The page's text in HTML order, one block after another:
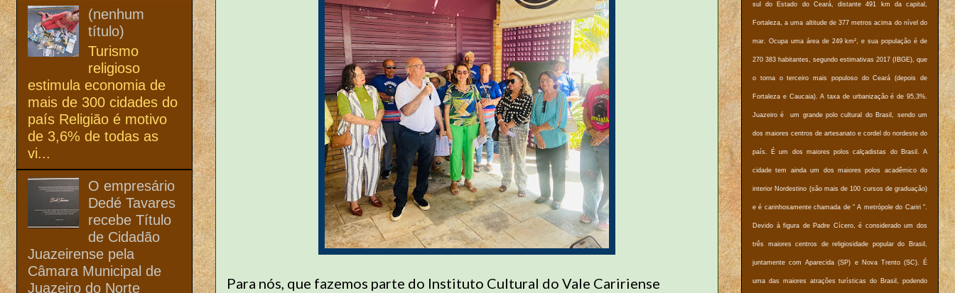
Para nós, que fazemos parte do Instituto Cultural do Vale Caririense
(nenhum
título)
Turismo
religioso
estimula economia de
mais de 300 cidades do
país Religião é motivo
de 3,6% de todas as
vi...
O empresário
Dedé Tavares
recebe Título
de Cidadão
Juazeirense pela
Câmara Municipal de
Juazeiro do Norte
sul do Estado do Ceará, distante 491 km da capital,
Fortaleza, a uma altitude de 377 metros acima do nível do
mar. Ocupa uma área de 249 km², e sua população é de
270 383 habitantes, segundo estimativas 2017 (IBGE), que
o torna o terceiro mais populoso do Ceará (depois de
Fortaleza e Caucaia). A taxa de urbanização é de 95,3%.
Juazeiro é um grande polo cultural do Brasil, sendo um
dos maiores centros de artesanato e cordel do nordeste do
país. É um dos maiores polos calçadistas do Brasil. A
cidade tem ainda um dos maiores polos acadêmico do
interior Nordestino (são mais de 100 cursos de graduação)
e é carinhosamente chamada de " A metrópole do Cariri ".
Devido à figura de Padre Cícero, é considerado um dos
três maiores centros de religiosidade popular do Brasil,
juntamente com Aparecida (SP) e Nova Trento (SC). É
uma das maiores atrações turísticas do Brasil, podendo